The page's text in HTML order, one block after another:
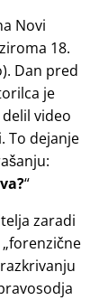
Novi
18.
Dan pred
je
video
To dejanje
zaradi
forenzične